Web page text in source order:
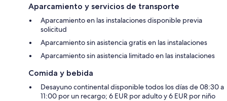
Aparcamiento y servicios de transporte
Aparcamiento en las instalaciones disponible previa
solicitud
Aparcamiento sin asistencia gratis en las instalaciones
Aparcamiento sin asistencia limitado en las instalaciones
Comida y bebida
Desayuno continental disponible todos los días de 08:30 a
11:00 por un recargo; 6 EUR por adulto y 6 EUR por niño